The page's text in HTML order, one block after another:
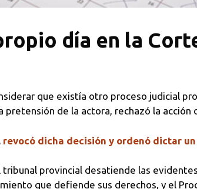
día en la
que existía otro proceso judicial
de la actora, rechazó la acción
revocó dicha decisión y ordenó dictar
provincial desatiende las
que defiende sus derechos, y el